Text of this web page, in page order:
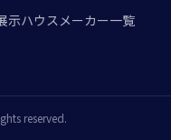
示ハウスメーカー一覧
reserved.